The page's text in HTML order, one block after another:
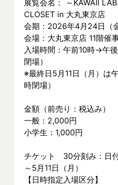
展覧会名： ～KAWAII
CLOSET in 大丸東京店
会期：2026年4月24日（
会場：大丸東京店 11階催
入場時間：午前10時→午
閉場）
※最終日5月11日（月）は
時閉場）
金額（前売り：税込み）
一般：2,000円
小学生：1,000円
チケット　30分刻み：日
～5月11日（月）
【日時指定入場区分】